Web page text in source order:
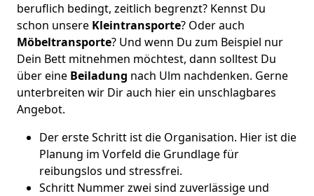
beruflich bedingt, zeitlich begrenzt? Kennst Du
schon unsere Kleintransporte? Oder auch
Möbeltransporte? Und wenn Du zum Beispiel nur
Dein Bett mitnehmen möchtest, dann solltest Du
über eine Beiladung nach Ulm nachdenken. Gerne
unterbreiten wir Dir auch hier ein unschlagbares
Angebot.
Der erste Schritt ist die Organisation. Hier ist die
Planung im Vorfeld die Grundlage für
reibungslos und stressfrei.
Schritt Nummer zwei sind zuverlässige und